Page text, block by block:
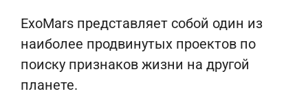
ExoMars представляет собой один из
наиболее продвинутых проектов по
поиску признаков жизни на другой
планете.